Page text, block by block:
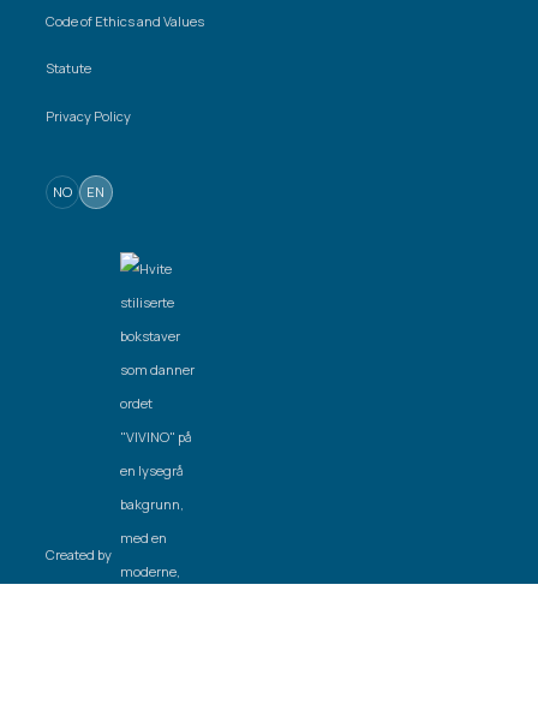
Code of Ethics and Values
Statute
Privacy Policy
NO EN
Created by